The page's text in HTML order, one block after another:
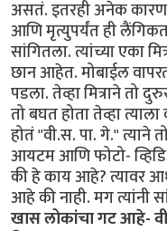
असतं. इतरही अनेक
आणि मृत्युपर्यंत ही
सांगितला. त्यांच्या एका
छान आहेत. मोबाईल
पडला. तेव्हा मित्राने
तो बघत होता तेव्हा
होतं "वी.स. पा. गे."
आयटम आणि फोटो-
की हे काय आहे? त्यावर
आहे की नाही. मग त्यांनी
खास लोकांचा गट आहे-